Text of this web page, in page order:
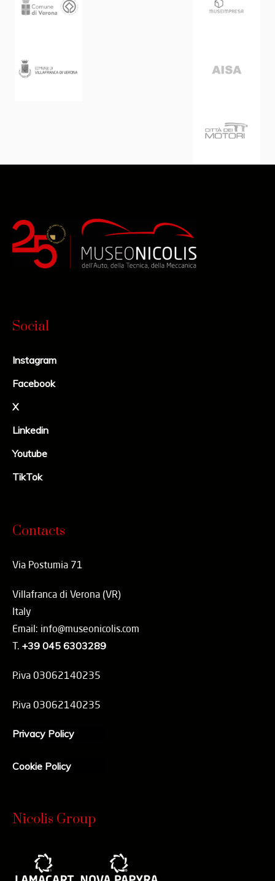
Social
Instagram
Facebook
X
Linkedin
Youtube
TikTok
Contacts
Via Postumia 71
Villafranca di Verona (VR)
Italy
Email: info@museonicolis.com
T. +39 045 6303289
P.iva 03062140235
P.iva 03062140235
Privacy Policy
Cookie Policy
Nicolis Group